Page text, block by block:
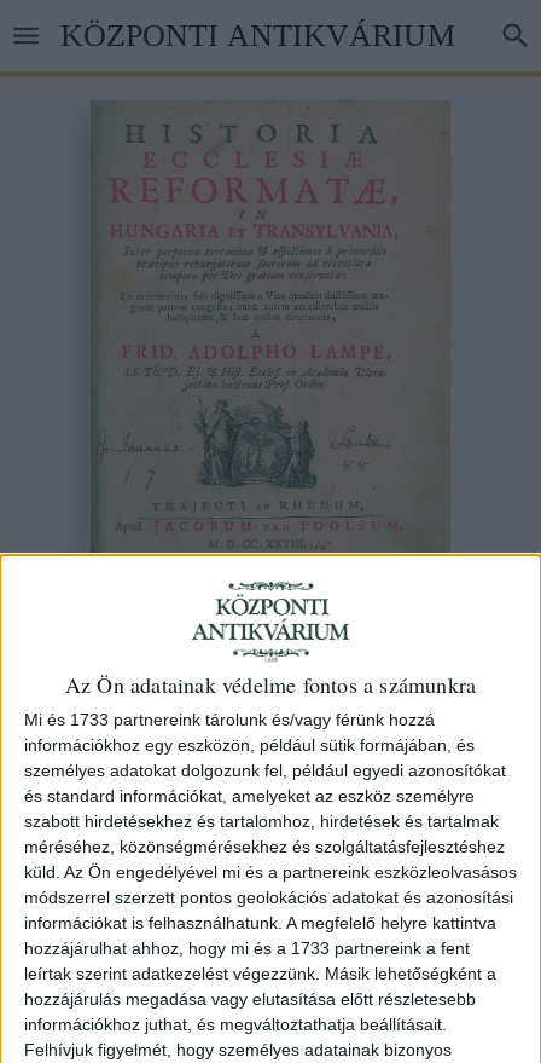
Az Ön adatainak védelme fontos a számunkra
Mi és 1733 partnereink tárolunk és/vagy férünk hozzá
információkhoz egy eszközön, például sütik formájában, és
személyes adatokat dolgozunk fel, például egyedi azonosítókat
és standard információkat, amelyeket az eszköz személyre
szabott hirdetésekhez és tartalomhoz, hirdetések és tartalmak
méréséhez, közönségmérésekhez és szolgáltatásfejlesztéshez
küld. Az Ön engedélyével mi és a partnereink eszközleolvasásos
módszerrel szerzett pontos geolokációs adatokat és azonosítási
információkat is felhasználhatunk. A megfelelő helyre kattintva
hozzájárulhat ahhoz, hogy mi és a 1733 partnereink a fent
leírtak szerint adatkezelést végezzünk. Másik lehetőségként a
hozzájárulás megadása vagy elutasítása előtt részletesebb
információkhoz juthat, és megváltoztathatja beállításait.
Felhívjuk figyelmét, hogy személyes adatainak bizonyos
tartalomra
KÖZPONTI ANTIKVÁRIUM
(Debreceni Ember Pál)
Historia ecclesiae reformatae, in
Hungaria et Transylvania... a Frid.
Adolpho Lampe
1728 Trajecti ad Rhenum Jacobus van Poolsus
103. árverés/ 48.
Azonosító
76113
Lampe az 1710-ben meghalt Debreczeni Ember Pál